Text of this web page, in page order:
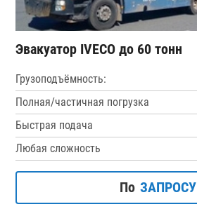
Эвакуатор IVECO до 60 тонн
Грузоподъёмность:
Полная/частичная погрузка
Быстрая подача
Любая сложность
По ЗАПРОСУ